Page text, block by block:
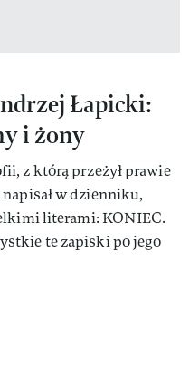
Łapicki:
i żony
z którą przeżył prawie
w dzienniku,
literami: KONIEC.
te zapiski po jego